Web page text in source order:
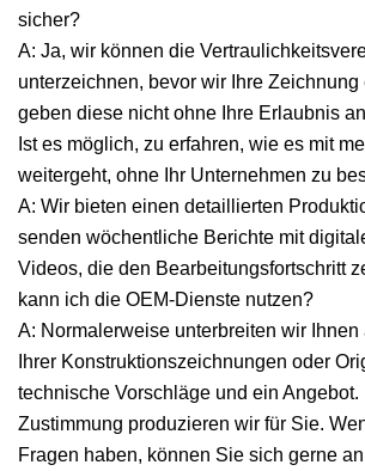
sicher?
A: Ja, wir können die
unterzeichnen, bevor wir Ihre Zeichnung
geben diese nicht ohne Ihre Erlaubnis
Ist es möglich, zu erfahren, wie es mit
weitergeht, ohne Ihr Unternehmen zu
A: Wir bieten einen detaillierten
senden wöchentliche Berichte mit
Videos, die den Bearbeitungsfortschritt
kann ich die OEM-Dienste nutzen?
A: Normalerweise unterbreiten wir Ihnen
Ihrer Konstruktionszeichnungen oder
technische Vorschläge und ein Angebot.
Zustimmung produzieren wir für Sie.
Fragen haben, können Sie sich gerne